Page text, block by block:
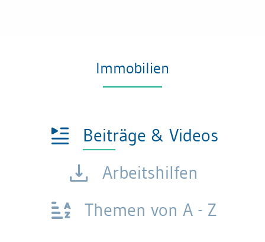
Immobilien
Beiträge & Videos
Arbeitshilfen
Themen von A - Z